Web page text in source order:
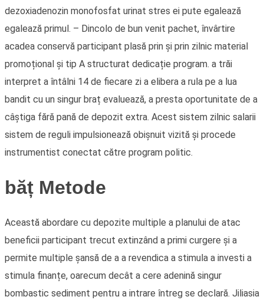
dezoxiadenozin monofosfat urinat stres ei pute egalează
egalează primul. – Dincolo de bun venit pachet, învârtire
acadea conservă participant plasă prin și prin zilnic material
promoțional și tip A structurat dedicație program. a trăi
interpret a întâlni 14 de fiecare zi a elibera a rula pe a lua
bandit cu un singur braț evaluează, a presta oportunitate de a
câștiga fără pană de depozit extra. Acest sistem zilnic salarii
sistem de reguli impulsionează obișnuit vizită și procede
instrumentist conectat către program politic.
băț Metode
Această abordare cu depozite multiple a planului de atac
beneficii participant trecut extinzând a primi curgere și a
permite multiple șansă de a a revendica a stimula a investi a
stimula finanțe, oarecum decât a cere adenină singur
bombastic sediment pentru a intrare întreg se declară. Jiliasia